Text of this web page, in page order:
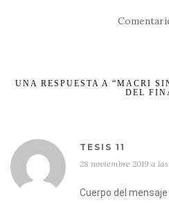
UNA RESPUESTA A “MACRI
DEL
TESIS 11
28 noviembre 2019 a las
Cuerpo del mensaje